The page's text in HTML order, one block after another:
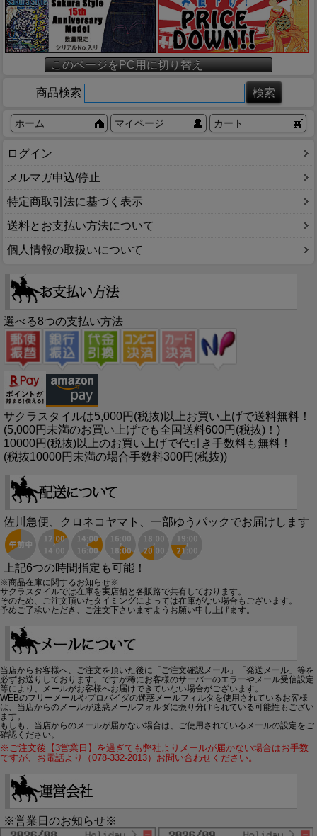
このページをPC用に切り替え
商品検索
ホーム マイページ カート
ログイン
メルマガ申込/停止
特定商取引法に基づく表示
送料とお支払い方法について
個人情報の取扱いについて
選べる8つの支払い方法
サクラスタイルは5,000円(税抜)以上お買い上げで送料無料！
(5,000円未満のお買い上げでも全国送料600円(税抜)！)
10000円(税抜)以上のお買い上げで代引き手数料も無料！
(税抜10000円未満の場合手数料300円(税抜))
佐川急便、クロネコヤマト、一部ゆうパックでお届けします
上記6つの時間指定も可能！
※商品在庫に関するお知らせ※
サクラスタイルでは在庫を実店舗と各販路で共有しております。
そのため、ご注文頂いたタイミングによっては在庫がない場合もございます。
予めご了承いただき、ご注文下さいますようお願い申し上げます。
当店からお客様へ、ご注文を頂いた後に「ご注文確認メール」「発送メール」等を
必ずお送りしております。ですが稀にお客様のサーバーのエラーやメール受信設定
等により、メールがお客様へお届けできていない場合がございます。
WEBのフリーメールやプロバイダの迷惑メールフィルタを使用されているお客様
は、当店からのメールが迷惑メールフォルダに振り分けられている可能性もござい
ます。
もしも、当店からのメールが届かない場合は、ご使用されているメールの設定をご
確認ください。
※ご注文後【3営業日】を過ぎても弊社よりメールが届かない場合はお手数
ですが、お電話より（078-332-2013）お問い合わせください。
※営業日のお知らせ※